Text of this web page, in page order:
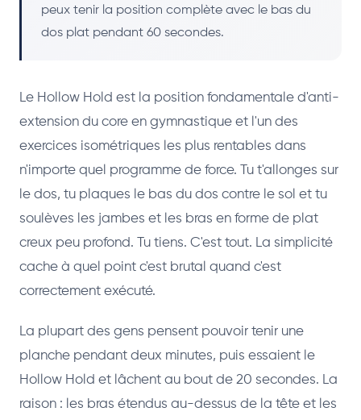
peux tenir la position complète avec le bas du
dos plat pendant 60 secondes.
Le Hollow Hold est la position fondamentale d'anti-
extension du core en gymnastique et l'un des
exercices isométriques les plus rentables dans
n'importe quel programme de force. Tu t'allonges sur
le dos, tu plaques le bas du dos contre le sol et tu
soulèves les jambes et les bras en forme de plat
creux peu profond. Tu tiens. C'est tout. La simplicité
cache à quel point c'est brutal quand c'est
correctement exécuté.
La plupart des gens pensent pouvoir tenir une
planche pendant deux minutes, puis essaient le
Hollow Hold et lâchent au bout de 20 secondes. La
raison : les bras étendus au-dessus de la tête et les